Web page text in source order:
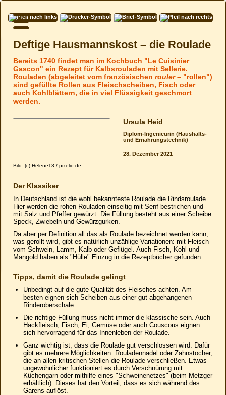
Deftige Hausmannskost – die Roulade
Bereits 1740 findet man im Kochbuch "Le Cuisinier
Gascon" ein Rezept für Kalbsrouladen mit Sellerie.
Rouladen (abgeleitet vom französischen rouler– "rollen")
sind gefüllte Rollen aus Fleischscheiben, Fisch oder
auch Kohlblättern, die in viel Flüssigkeit geschmort
werden.
Ursula Heid
Diplom-Ingenieurin (Haushalts-
und Ernährungs­technik)
28. Dezember 2021
Bild: (c) Helene13 / pixelio.de
Der Klassiker
In Deutschland ist die wohl bekannteste Roulade die Rindsroulade.
Hier werden die rohen Rouladen einseitig mit Senf bestrichen und
mit Salz und Pfeffer gewürzt. Die Füllung besteht aus einer Scheibe
Speck, Zwiebeln und Gewürzgurken.
Da aber per Definition all das als Roulade bezeichnet werden kann,
was gerollt wird, gibt es natürlich unzählige Variationen: mit Fleisch
vom Schwein, Lamm, Kalb oder Geflügel. Auch Fisch, Kohl und
Mangold haben als "Hülle" Einzug in die Rezeptbücher gefunden.
Tipps, damit die Roulade gelingt
Unbedingt auf die gute Qualität des Fleisches achten. Am
besten eignen sich Scheiben aus einer gut abgehangenen
Rinderoberschale.
Die richtige Füllung muss nicht immer die klassische sein. Auch
Hackfleisch, Fisch, Ei, Gemüse oder auch Couscous eignen
sich hervorragend für das Innenleben der Roulade.
Ganz wichtig ist, dass die Roulade gut verschlossen wird. Dafür
gibt es mehrere Möglichkeiten: Rouladennadel oder Zahnstocher,
die an allen kritischen Stellen die Roulade verschließen. Etwas
ungewöhnlicher funktioniert es durch Verschnürung mit
Küchengarn oder mithilfe eines "Schweinenetzes" (beim Metzger
erhältlich). Dieses hat den Vorteil, dass es sich während des
Garens auflöst.